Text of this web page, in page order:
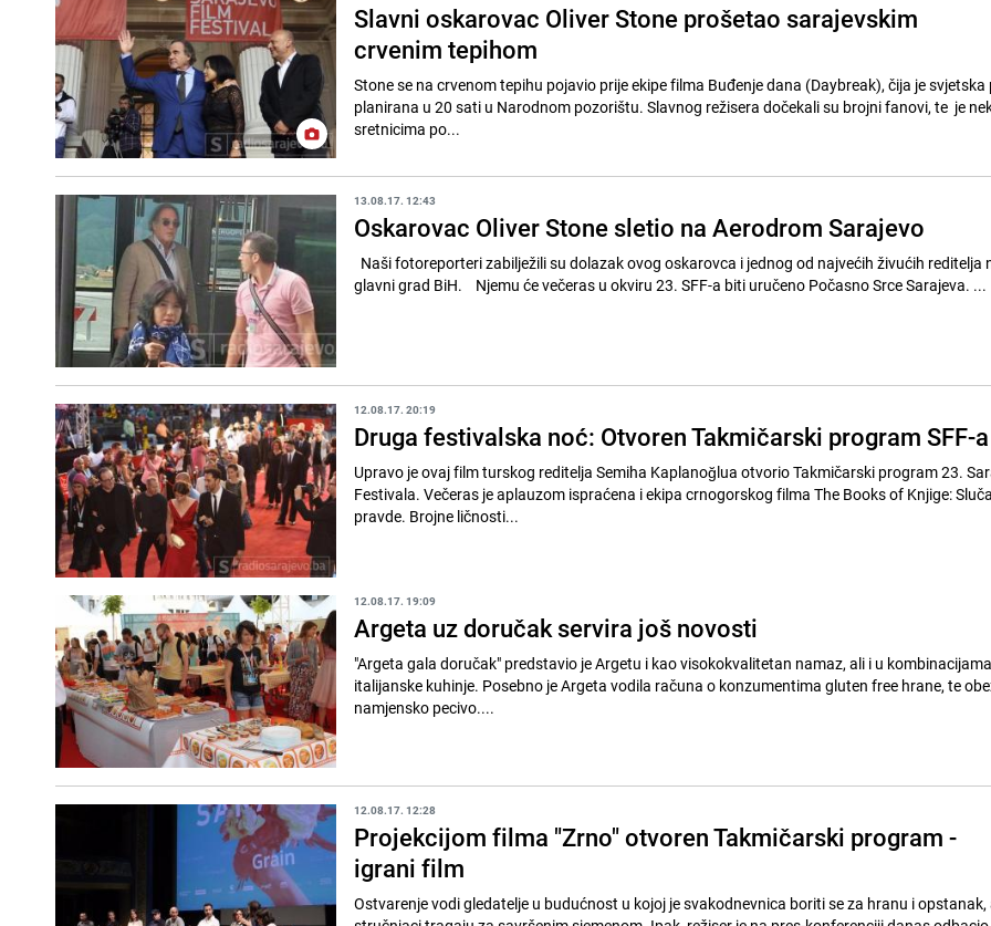
Slavni oskarovac Oliver Stone prošetao sarajevskim
crvenim tepihom
Stone se na crvenom tepihu pojavio prije ekipe filma Buđenje dana (Daybreak), čija je svjetska
planirana u 20 sati u Narodnom pozorištu. Slavnog režisera dočekali su brojni fanovi, te je
sretnicima po...
13.08.17. 12:43
Oskarovac Oliver Stone sletio na Aerodrom Sarajevo
Naši fotoreporteri zabilježili su dolazak ovog oskarovca i jednog od najvećih živućih reditelja
glavni grad BiH. Njemu će večeras u okviru 23. SFF-a biti uručeno Počasno Srce Sarajeva. ...
12.08.17. 20:19
Druga festivalska noć: Otvoren Takmičarski program SFF-a
Upravo je ovaj film turskog reditelja Semiha Kaplanoğlua otvorio Takmičarski program 23.
Festivala. Večeras je aplauzom ispraćena i ekipa crnogorskog filma The Books of Knjige:
pravde. Brojne ličnosti...
12.08.17. 19:09
Argeta uz doručak servira još novosti
"Argeta gala doručak" predstavio je Argetu i kao visokokvalitetan namaz, ali i u
italijanske kuhinje. Posebno je Argeta vodila računa o konzumentima gluten free hrane, te
namjensko pecivo....
12.08.17. 12:28
Projekcijom filma "Zrno" otvoren Takmičarski program -
igrani film
Ostvarenje vodi gledatelje u budućnost u kojoj je svakodnevnica boriti se za hranu i opstanak,